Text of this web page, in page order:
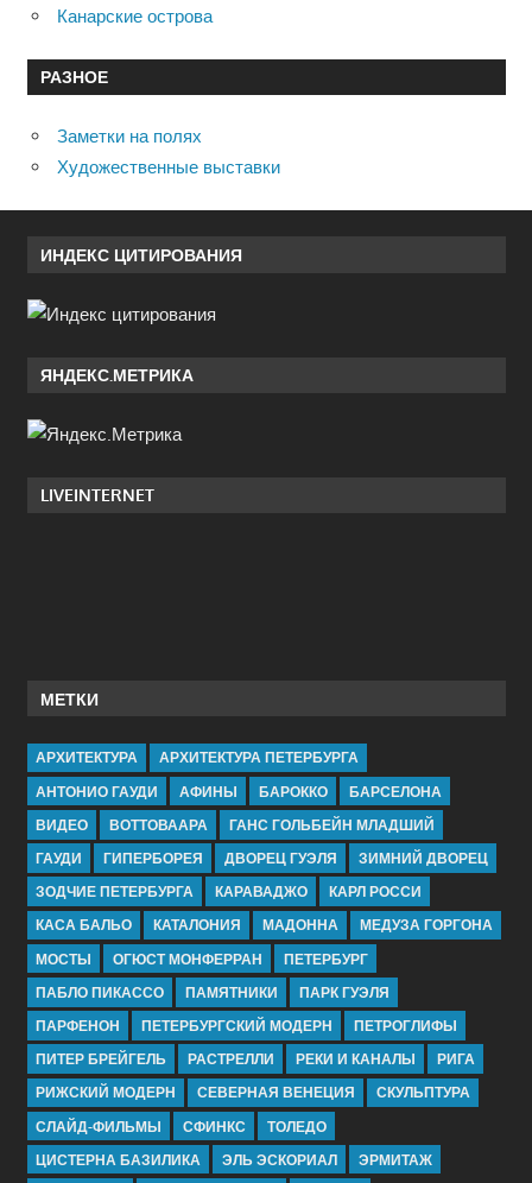
Канарские острова
РАЗНОЕ
Заметки на полях
Художественные выставки
ИНДЕКС ЦИТИРОВАНИЯ
ЯНДЕКС.МЕТРИКА
LIVEINTERNET
МЕТКИ
АРХИТЕКТУРА
АРХИТЕКТУРА ПЕТЕРБУРГА
АНТОНИО ГАУДИ
АФИНЫ БАРОККО
БАРСЕЛОНА
ВИДЕО
ВОТТОВААРА
ГАНС ГОЛЬБЕЙН МЛАДШИЙ
ГАУДИ
ГИПЕРБОРЕЯ ДВОРЕЦ ГУЭЛЯ
ЗИМНИЙ ДВОРЕЦ
ЗОДЧИЕ ПЕТЕРБУРГА
КАРАВАДЖО
КАРЛ РОССИ
КАСА БАЛЬО
КАТАЛОНИЯ МАДОННА
МЕДУЗА ГОРГОНА
МОСТЫ
ОГЮСТ МОНФЕРРАН
ПЕТЕРБУРГ
ПАБЛО ПИКАССО
ПАМЯТНИКИ
ПАРК ГУЭЛЯ
ПАРФЕНОН
ПЕТЕРБУРГСКИЙ МОДЕРН
ПЕТРОГЛИФЫ
ПИТЕР БРЕЙГЕЛЬ
РАСТРЕЛЛИ РЕКИ И КАНАЛЫ
РИГА
РИЖСКИЙ МОДЕРН
СЕВЕРНАЯ ВЕНЕЦИЯ
СКУЛЬПТУРА
СЛАЙД-ФИЛЬМЫ
СФИНКС
ТОЛЕДО
ЦИСТЕРНА БАЗИЛИКА
ЭЛЬ ЭСКОРИАЛ ЭРМИТАЖ